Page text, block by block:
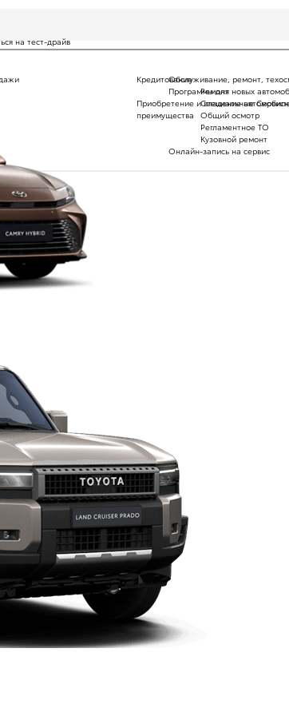
Кредитование
Программы для новых
Приобретение и владение
преимущества
Обслуживание, ремонт,
Ремонт
Специальные
Общий осмотр
Регламентное ТО
Кузовной ремонт
Онлайн-запись на сервис
на тест-драйв